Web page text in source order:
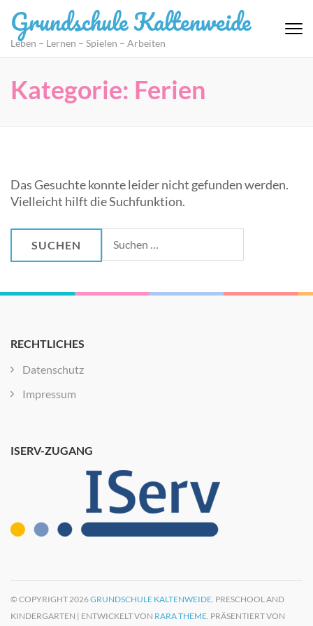
Inhalt
springen
Grundschule Kaltenweide
Leben – Lernen – Spielen – Arbeiten
Kategorie: Ferien
Das Gesuchte konnte leider nicht gefunden werden.
Vielleicht hilft die Suchfunktion.
nach:
RECHTLICHES
Datenschutz
Impressum
ISERV-ZUGANG
© COPYRIGHT 2026GRUNDSCHULE KALTENWEIDE . PRESCHOOL AND
KINDERGARTEN | ENTWICKELT VON RARA THEME . PRÄSENTIERT VON